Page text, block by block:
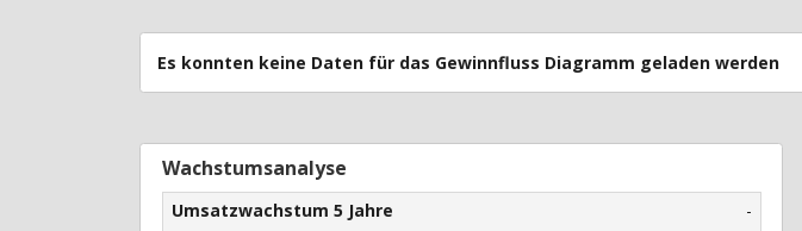
Es konnten keine Daten für das Gewinnfluss Diagramm geladen werden
Wachstumsanalyse
Umsatzwachstum 5 Jahre -